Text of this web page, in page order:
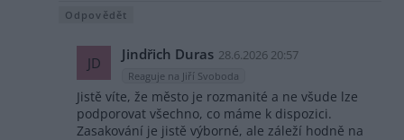
Odpovědět
JD Jindřich Duras 28.6.2026 20:57
Reaguje na Jiří Svoboda
Jistě víte, že město je rozmanité a ne všude lze
podporovat všechno, co máme k dispozici.
Zasakování je jistě výborné, ale záleží hodně na